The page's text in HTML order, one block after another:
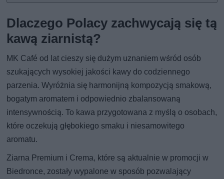
Dlaczego Polacy zachwycają się tą
kawą ziarnistą?
MK Café od lat cieszy się dużym uznaniem wśród osób
szukających wysokiej jakości kawy do codziennego
parzenia. Wyróżnia się harmonijną kompozycją smakową,
bogatym aromatem i odpowiednio zbalansowaną
intensywnością. To kawa przygotowana z myślą o osobach,
które oczekują głębokiego smaku i niesamowitego
aromatu.
Ziarna Premium i Crema, które są aktualnie w promocji w
Biedronce, zostały wypalone w sposób pozwalający